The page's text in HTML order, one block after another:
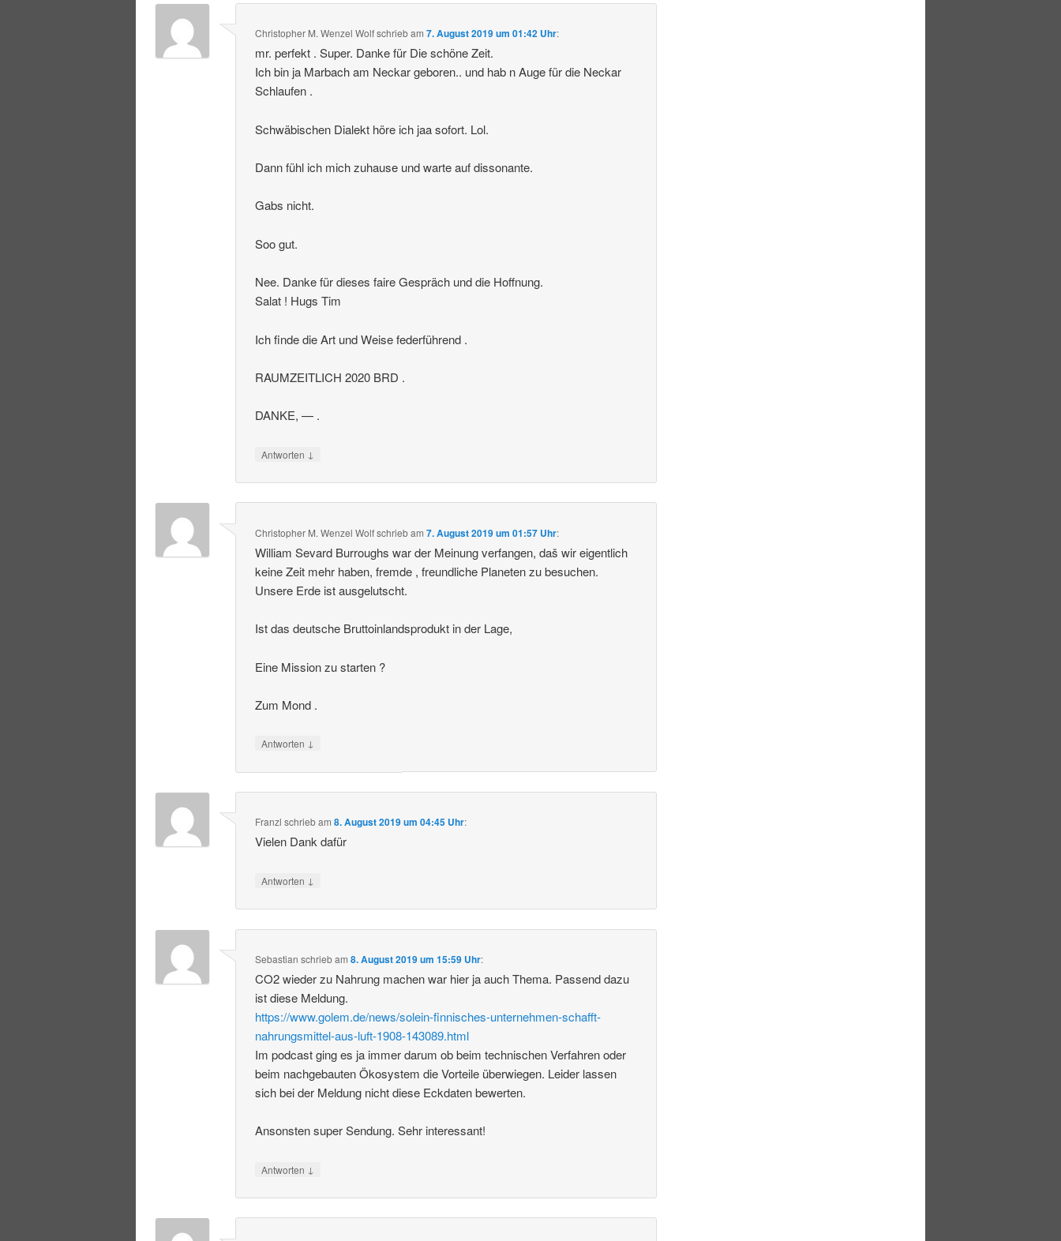
Christopher M. Wenzel Wolfschriebam7. August 2019 um 01:42 Uhr:
mr. perfekt . Super. Danke für Die schöne Zeit.
Ich bin ja Marbach am Neckar geboren.. und hab n Auge für die Neckar
Schlaufen .
Schwäbischen Dialekt höre ich jaa sofort. Lol.
Dann fühl ich mich zuhause und warte auf dissonante.
Gabs nicht.
Soo gut.
Nee. Danke für dieses faire Gespräch und die Hoffnung.
Salat ! Hugs Tim
Ich finde die Art und Weise federführend .
RAUMZEITLICH 2020 BRD .
DANKE, — .
Antworten ↓
Christopher M. Wenzel Wolfschriebam7. August 2019 um 01:57 Uhr:
William Sevard Burroughs war der Meinung verfangen, daš wir eigentlich
keine Zeit mehr haben, fremde , freundliche Planeten zu besuchen.
Unsere Erde ist ausgelutscht.
Ist das deutsche Bruttoinlandsprodukt in der Lage,
Eine Mission zu starten ?
Zum Mond .
Antworten ↓
Franzl schriebam8. August 2019 um 04:45 Uhr:
Vielen Dank dafür
Antworten ↓
Sebastian schriebam8. August 2019 um 15:59 Uhr:
CO2 wieder zu Nahrung machen war hier ja auch Thema. Passend dazu
ist diese Meldung.
https://www.golem.de/news/solein-finnisches-unternehmen-schafft-
nahrungsmittel-aus-luft-1908-143089.html
Im podcast ging es ja immer darum ob beim technischen Verfahren oder
beim nachgebauten Ökosystem die Vorteile überwiegen. Leider lassen
sich bei der Meldung nicht diese Eckdaten bewerten.
Ansonsten super Sendung. Sehr interessant!
Antworten ↓